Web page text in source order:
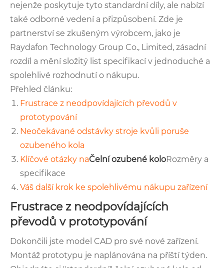
nejenže poskytuje tyto standardní díly, ale nabízí
také odborné vedení a přizpůsobení. Zde je
partnerství se zkušeným výrobcem, jako je
Raydafon Technology Group Co., Limited, zásadní
rozdíl a mění složitý list specifikací v jednoduché a
spolehlivé rozhodnutí o nákupu.
Přehled článku:
Frustrace z neodpovídajících převodů v
prototypování
Neočekávané odstávky stroje kvůli poruše
ozubeného kola
Klíčové otázky naČelní ozubené koloRozměry a
specifikace
Váš další krok ke spolehlivému nákupu zařízení
Frustrace z neodpovídajících
převodů v prototypování
Dokončili jste model CAD pro své nové zařízení.
Montáž prototypu je naplánována na příští týden.